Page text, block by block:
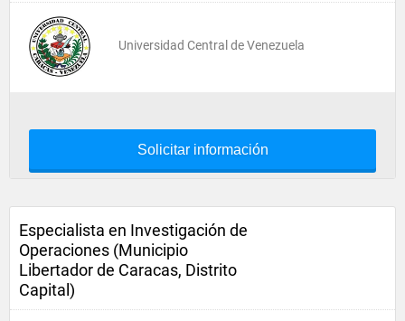
Universidad Central de Venezuela
Solicitar información
Especialista en Investigación de
Operaciones (Municipio
Libertador de Caracas, Distrito
Capital)